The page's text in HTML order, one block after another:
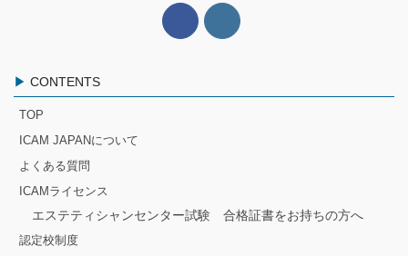
CONTENTS
TOP
ICAM JAPANについて
よくある質問
ICAMライセンス
エステティシャンセンター試験 合格証書をお持ちの方へ
認定校制度